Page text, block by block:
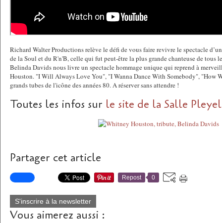
Richard Walter Productions relève le défi de vous faire revivre le spectacle
de la Soul et du R'n'B, celle qui fut peut-être la plus grande chanteuse de tous
Belinda Davids nous livre un spectacle hommage unique qui reprend à
Houston. "I Will Always Love You", "I Wanna Dance With Somebody", "How
grands tubes de l'icône des années 80. A réserver sans attendre !
Toutes les infos sur le site de la Salle Pleyel
Partager cet article
Repost 0
S'inscrire à la newsletter
Vous aimerez aussi :